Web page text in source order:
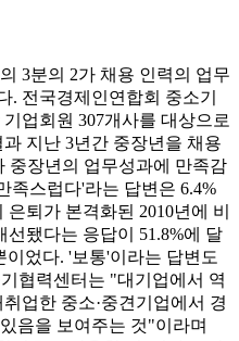
3분의 2가 채용 인력의 업무
. 전국경제인연합회 중소기
업회원 307개사를 대상으로
지난 3년간 중장년을 채용
중장년의 업무성과에 만족감
족스럽다'라는 답변은 6.4%
퇴가 본격화된 2010년에 비
됐다는 응답이 51.8%에 달
이었다. '보통'이라는 답변도
협력센터는 "대기업에서 역
업한 중소·중견기업에서 경
음을 보여주는 것"이라며